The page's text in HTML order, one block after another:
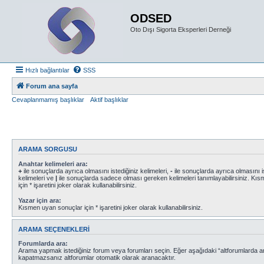
ODSED
Oto Dışı Sigorta Eksperleri Derneği
Hızlı bağlantılar SSS
Forum ana sayfa
Cevaplanmamış başlıklar
Aktif başlıklar
ARAMA SORGUSU
Anahtar kelimeleri ara:
+ ile sonuçlarda ayrıca olmasını istediğiniz kelimeleri, - ile sonuçlarda ayrıca olmasını
kelimeleri ve | ile sonuçlarda sadece olması gereken kelimeleri tanımlayabilirsiniz.
için * işaretini joker olarak kullanabilirsiniz.
Yazar için ara:
Kısmen uyan sonuçlar için * işaretini joker olarak kullanabilirsiniz.
ARAMA SEÇENEKLERI
Forumlarda ara:
Arama yapmak istediğiniz forum veya forumları seçin. Eğer aşağıdaki “altforumlarda
kapatmazsanız altforumlar otomatik olarak aranacaktır.